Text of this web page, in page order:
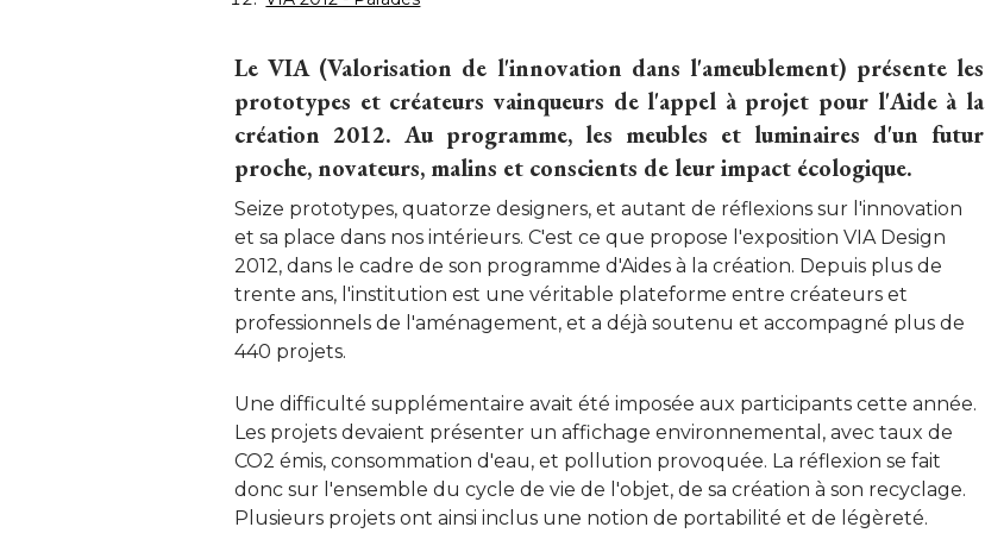
Le VIA (Valorisation de l'innovation dans l'ameublement) présente les
prototypes et créateurs vainqueurs de l'appel à projet pour l'Aide à la
création 2012. Au programme, les meubles et luminaires d'un futur
proche, novateurs, malins et conscients de leur impact écologique.
Seize prototypes, quatorze designers, et autant de réflexions sur l'innovation
et sa place dans nos intérieurs. C'est ce que propose l'exposition VIA Design
2012, dans le cadre de son programme d'Aides à la création. Depuis plus de
trente ans, l'institution est une véritable plateforme entre créateurs et
professionnels de l'aménagement, et a déjà soutenu et accompagné plus de
440 projets.
Une difficulté supplémentaire avait été imposée aux participants cette année.
Les projets devaient présenter un affichage environnemental, avec taux de
CO2 émis, consommation d'eau, et pollution provoquée. La réflexion se fait
donc sur l'ensemble du cycle de vie de l'objet, de sa création à son recyclage.
Plusieurs projets ont ainsi inclus une notion de portabilité et de légèreté.